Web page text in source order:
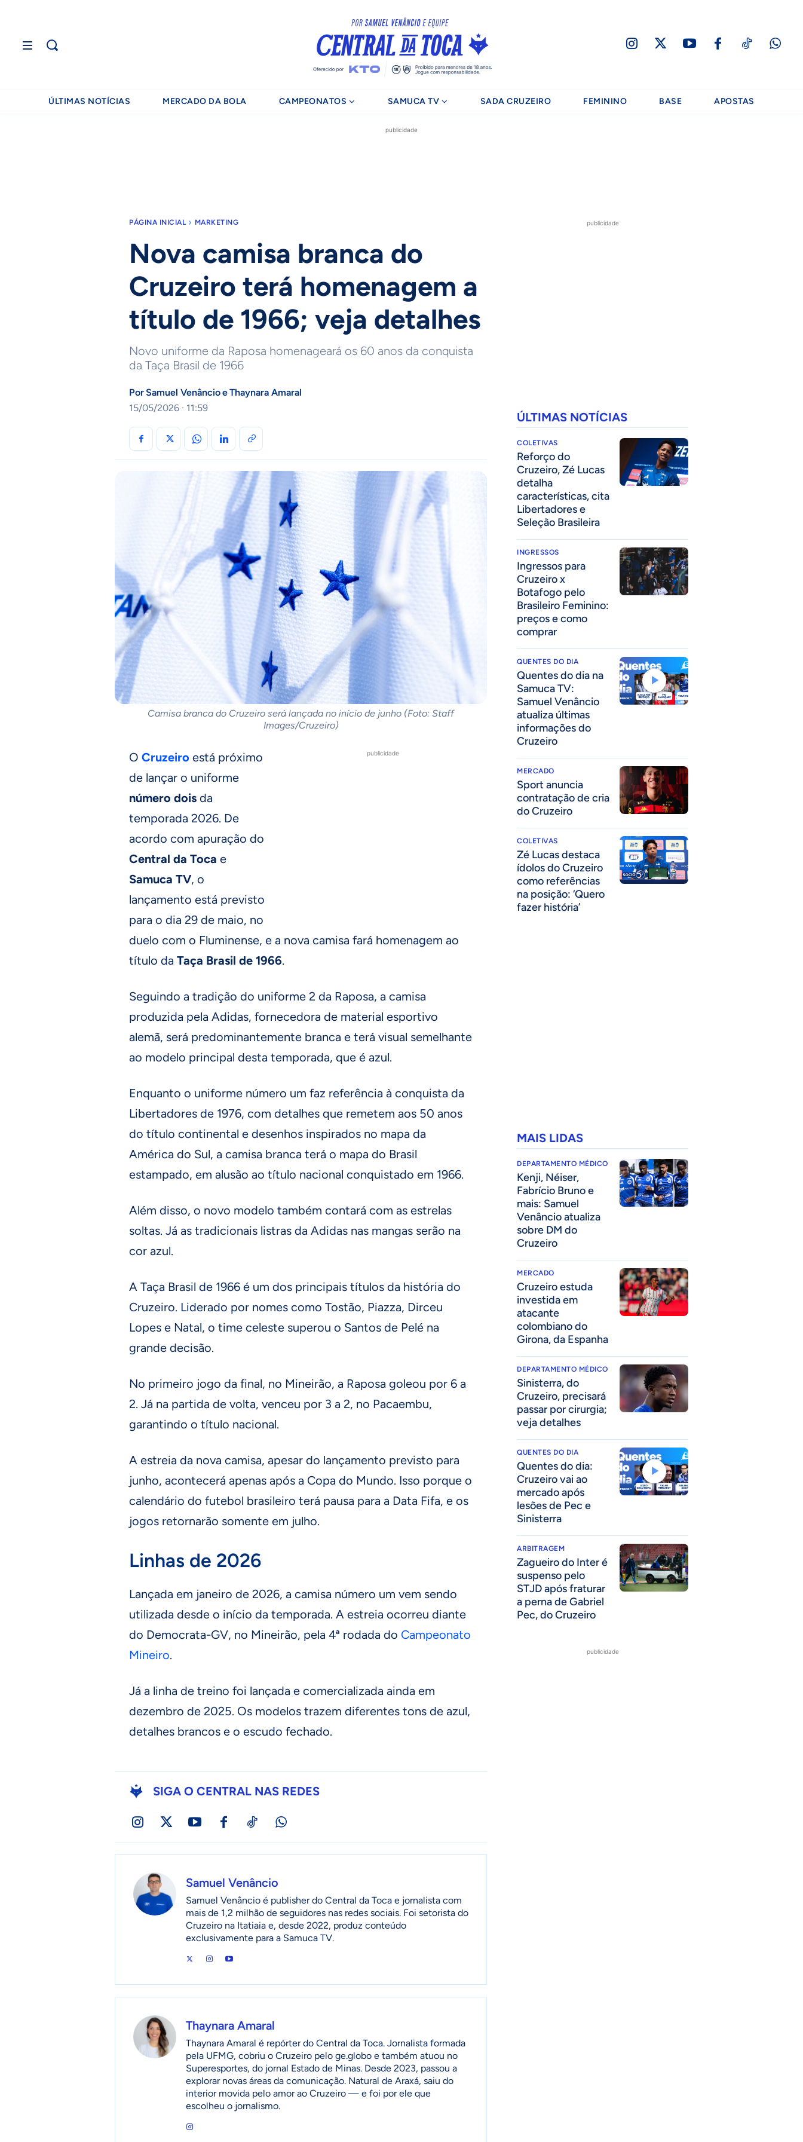
ÚLTIMAS NOTÍCIAS MERCADO DA BOLA CAMPEONATOS SAMUCA TV SADA CRUZEIRO FEMININO BASE APOSTAS
publicidade
PÁGINA INICIAL MARKETING
Nova camisa branca do
Cruzeiro terá homenagem a
título de 1966; veja detalhes
Novo uniforme da Raposa homenageará os 60 anos da conquista
da Taça Brasil de 1966
Por Samuel VenâncioeThaynara Amaral
15/05/2026 · 11:59
Camisa branca do Cruzeiro será lançada no início de junho (Foto: Staff
Images/Cruzeiro)
publicidade
O Cruzeiro está próximo
de lançar o uniforme
número dois da
temporada 2026. De
acordo com apuração do
Central da Toca e
Samuca TV, o
lançamento está previsto
para o dia 29 de maio, no
duelo com o Fluminense, e a nova camisa fará homenagem ao
título da Taça Brasil de 1966.
Seguindo a tradição do uniforme 2 da Raposa, a camisa
produzida pela Adidas, fornecedora de material esportivo
alemã, será predominantemente branca e terá visual semelhante
ao modelo principal desta temporada, que é azul.
Enquanto o uniforme número um faz referência à conquista da
Libertadores de 1976, com detalhes que remetem aos 50 anos
do título continental e desenhos inspirados no mapa da
América do Sul, a camisa branca terá o mapa do Brasil
estampado, em alusão ao título nacional conquistado em 1966.
Além disso, o novo modelo também contará com as estrelas
soltas. Já as tradicionais listras da Adidas nas mangas serão na
cor azul.
A Taça Brasil de 1966 é um dos principais títulos da história do
Cruzeiro. Liderado por nomes como Tostão, Piazza, Dirceu
Lopes e Natal, o time celeste superou o Santos de Pelé na
grande decisão.
No primeiro jogo da final, no Mineirão, a Raposa goleou por 6 a
2. Já na partida de volta, venceu por 3 a 2, no Pacaembu,
garantindo o título nacional.
A estreia da nova camisa, apesar do lançamento previsto para
junho, acontecerá apenas após a Copa do Mundo. Isso porque o
calendário do futebol brasileiro terá pausa para a Data Fifa, e os
jogos retornarão somente em julho.
Linhas de 2026
Lançada em janeiro de 2026, a camisa número um vem sendo
utilizada desde o início da temporada. A estreia ocorreu diante
do Democrata-GV, no Mineirão, pela 4ª rodada do Campeonato
Mineiro.
Já a linha de treino foi lançada e comercializada ainda em
dezembro de 2025. Os modelos trazem diferentes tons de azul,
detalhes brancos e o escudo fechado.
SIGA O CENTRAL NAS REDES
Samuel Venâncio
Samuel Venâncio é publisher do Central da Toca e jornalista com
mais de 1,2 milhão de seguidores nas redes sociais. Foi setorista do
Cruzeiro na Itatiaia e, desde 2022, produz conteúdo
exclusivamente para a Samuca TV.
Thaynara Amaral
Thaynara Amaral é repórter do Central da Toca. Jornalista formada
pela UFMG, cobriu o Cruzeiro pelo ge.globo e também atuou no
Superesportes, do jornal Estado de Minas. Desde 2023, passou a
explorar novas áreas da comunicação. Natural de Araxá, saiu do
interior movida pelo amor ao Cruzeiro — e foi por ele que
escolheu o jornalismo.
publicidade
ÚLTIMAS NOTÍCIAS
COLETIVAS
⁠Reforço do
Cruzeiro, Zé Lucas
detalha
características, cita
Libertadores e
Seleção Brasileira
INGRESSOS
Ingressos para
Cruzeiro x
Botafogo pelo
Brasileiro Feminino:
preços e como
comprar
QUENTES DO DIA
Quentes do dia na
Samuca TV:
Samuel Venâncio
atualiza últimas
informações do
Cruzeiro
MERCADO
Sport anuncia
contratação de cria
do Cruzeiro
COLETIVAS
Zé Lucas destaca
ídolos do Cruzeiro
como referências
na posição: ‘Quero
fazer história’
MAIS LIDAS
DEPARTAMENTO MÉDICO
Kenji, Néiser,
Fabrício Bruno e
mais: Samuel
Venâncio atualiza
sobre DM do
Cruzeiro
MERCADO
Cruzeiro estuda
investida em
atacante
colombiano do
Girona, da Espanha
DEPARTAMENTO MÉDICO
Sinisterra, do
Cruzeiro, precisará
passar por cirurgia;
veja detalhes
QUENTES DO DIA
Quentes do dia:
Cruzeiro vai ao
mercado após
lesões de Pec e
Sinisterra
ARBITRAGEM
Zagueiro do Inter é
suspenso pelo
STJD após fraturar
a perna de Gabriel
Pec, do Cruzeiro
publicidade